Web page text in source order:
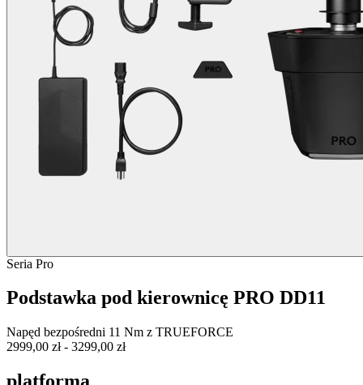
Seria Pro
Podstawka pod kierownicę PRO DD11
Napęd bezpośredni 11 Nm z TRUEFORCE
2999,00 zł- 3299,00 zł